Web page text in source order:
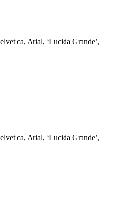
Arial, ‘Lucida Grande’,
Arial, ‘Lucida Grande’,